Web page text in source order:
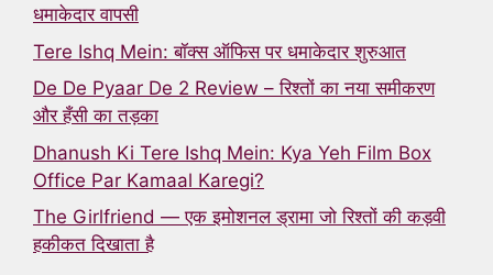
धमाकेदार वापसी
Tere Ishq Mein: बॉक्स ऑफिस पर धमाकेदार शुरुआत
De De Pyaar De 2 Review – रिश्तों का नया समीकरण
और हँसी का तड़का
Dhanush Ki Tere Ishq Mein: Kya Yeh Film Box
Office Par Kamaal Karegi?
The Girlfriend — एक इमोशनल ड्रामा जो रिश्तों की कड़वी
हकीकत दिखाता है